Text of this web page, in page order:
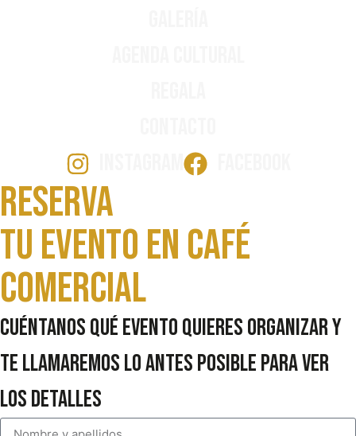
Reserva
Tu evento en Café
comercial
Cuéntanos qué evento quieres organizar y
te llamaremos lo antes posible para ver
los detalles